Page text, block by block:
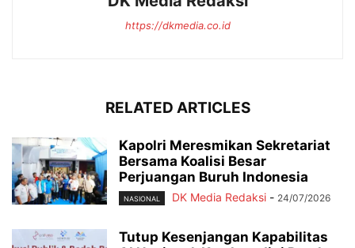
https://dkmedia.co.id
RELATED ARTICLES
Kapolri Meresmikan Sekretariat
Bersama Koalisi Besar
Perjuangan Buruh Indonesia
NASIONAL DK Media Redaksi - 24/07/2026
Tutup Kesenjangan Kapabilitas